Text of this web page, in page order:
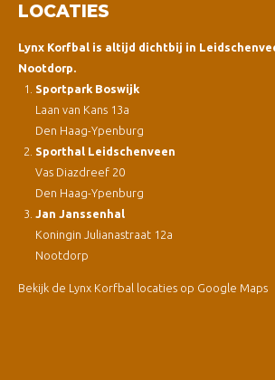
LOCATIES
Lynx Korfbal is altijd dichtbij in
Nootdorp.
Sportpark Boswijk
Laan van Kans 13a
Den Haag-Ypenburg
Sporthal Leidschenveen
Vas Diazdreef 20
Den Haag-Ypenburg
Jan Janssenhal
Koningin Julianastraat 12a
Nootdorp
Bekijk de Lynx Korfbal locaties op Google Maps